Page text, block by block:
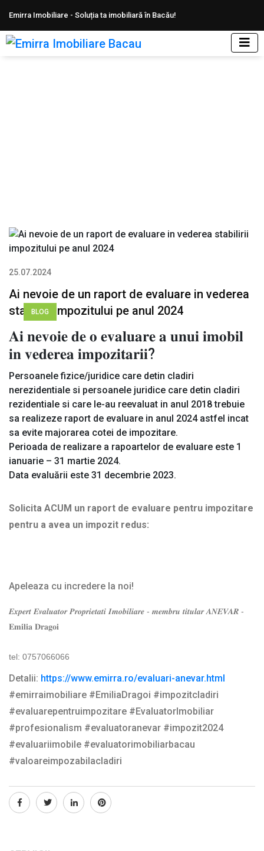
Emirra Imobiliare - Soluția ta imobiliară în Bacău!
BLOG
25.07.2024
Ai nevoie de un raport de evaluare in vederea
stabilirii impozitului pe anul 2024
𝐀𝐢 𝐧𝐞𝐯𝐨𝐢𝐞 𝐝𝐞 𝐨 𝐞𝐯𝐚𝐥𝐮𝐚𝐫𝐞 𝐚 𝐮𝐧𝐮𝐢 𝐢𝐦𝐨𝐛𝐢𝐥
𝐢𝐧 𝐯𝐞𝐝𝐞𝐫𝐞𝐚 𝐢𝐦𝐩𝐨𝐳𝐢𝐭𝐚𝐫𝐢𝐢?
Persoanele fizice/juridice care detin cladiri
nerezidentiale si persoanele juridice care detin cladiri
rezidentiale si care le-au reevaluat in anul 2018 trebuie
sa realizeze raport de evaluare in anul 2024 astfel incat
sa evite majorarea cotei de impozitare.
Perioada de realizare a rapoartelor de evaluare este 1
ianuarie – 31 martie 2024.
Data evaluării este 31 decembrie 2023.
Solicita ACUM un raport de evaluare pentru impozitare
pentru a avea un impozit redus:
Apeleaza cu incredere la noi!
𝑬𝒙𝒑𝒆𝒓𝒕 𝑬𝒗𝒂𝒍𝒖𝒂𝒕𝒐𝒓 𝑷𝒓𝒐𝒑𝒓𝒊𝒆𝒕𝒂𝒕𝒊 𝑰𝒎𝒐𝒃𝒊𝒍𝒊𝒂𝒓𝒆 - 𝒎𝒆𝒎𝒃𝒓𝒖 𝒕𝒊𝒕𝒖𝒍𝒂𝒓 𝑨𝑵𝑬𝑽𝑨𝑹 -
𝐄𝐦𝐢𝐥𝐢𝐚 𝐃𝐫𝐚𝐠𝐨𝐢
tel: 0757066066
Detalii: https://www.emirra.ro/evaluari-anevar.html
#emirraimobiliare #EmiliaDragoi #impozitcladiri
#evaluarepentruimpozitare #EvaluatorImobiliar
#profesionalism #evaluatoranevar #impozit2024
#evaluariimobile #evaluatorimobiliarbacau
#valoareimpozabilacladiri